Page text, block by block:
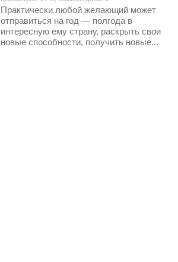
Практически любой желающий может
отправиться на год — полгода в
интересную ему страну, раскрыть свои
новые способности, получить новые...